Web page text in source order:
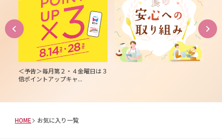
＜予告＞毎月第２・４金曜日は３
倍ポイントアップキャ...
HOME お気に入り一覧